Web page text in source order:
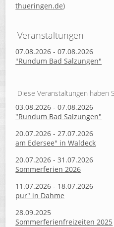
thueringen.de)
Veranstaltungen
07.08.2026 - 07.08.2026
"Rundum Bad Salzungen"
Diese Veranstaltungen haben
03.08.2026 - 07.08.2026
"Rundum Bad Salzungen"
20.07.2026 - 27.07.2026
am Edersee" in Waldeck
20.07.2026 - 31.07.2026
Sommerferien 2026
11.07.2026 - 18.07.2026
pur" in Dahme
28.09.2025
Sommerferienfreizeiten 2025